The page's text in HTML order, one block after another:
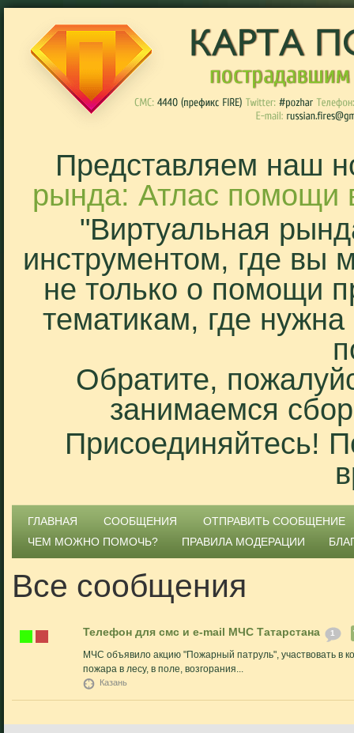
Представляем наш
рында: Атлас помощи
"Виртуальная
инструментом, где вы
не только о помощи
тематикам, где
Обратите,
занимаемся
Присоединяйтесь!
ГЛАВНАЯ СООБЩЕНИЯ
ОТПРАВИТЬ СООБЩЕНИЕ
ЧЕМ МОЖНО ПОМОЧЬ?
ПРАВИЛА МОДЕРАЦИИ
Все сообщения
Телефон для смс и e-mail МЧС Татарстана 1
МЧС объявило акцию "Пожарный патруль", участвовать в
пожара в лесу, в поле, возгорания...
Казань